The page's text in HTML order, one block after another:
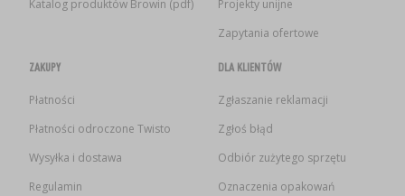
Katalog produktów Browin (pdf)
Projekty unijne
Zapytania ofertowe
ZAKUPY
Płatności
Płatności odroczone Twisto
Wysyłka i dostawa
Regulamin
DLA KLIENTÓW
Zgłaszanie reklamacji
Zgłoś błąd
Odbiór zużytego sprzętu
Oznaczenia opakowań